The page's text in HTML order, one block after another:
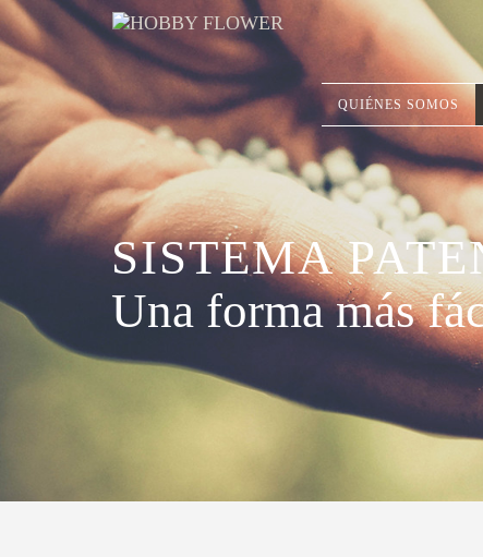
QUIÉNES SOMOS
SISTEMA
Una forma más